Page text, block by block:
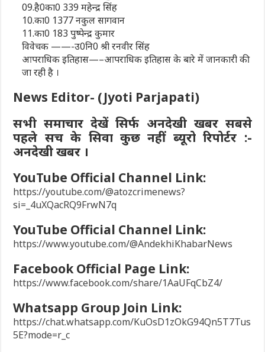
09.है0का0 339 महेन्द्र सिंह
10.का0 1377 नकुल सागवान
11.का0 183 पुष्पेन्द्र कुमार
विवेचक ——-उ0नि0 श्री रनवीर सिंह
आपराधिक इतिहास—–आपराधिक इतिहास के बारे में जानकारी की
जा रही है ।
News Editor- (Jyoti Parjapati)
सभी समाचार देखें सिर्फ अनदेखी खबर सबसे
पहले सच के सिवा कुछ नहीं ब्यूरो रिपोर्टर :-
अनदेखी खबर ।
YouTube Official Channel Link:
https://youtube.com/@atozcrimenews?
si=_4uXQacRQ9FrwN7q
YouTube Official Channel Link:
https://www.youtube.com/@AndekhiKhabarNews
Facebook Official Page Link:
https://www.facebook.com/share/1AaUFqCbZ4/
Whatsapp Group Join Link:
https://chat.whatsapp.com/KuOsD1zOkG94Qn5T7Tus
5E?mode=r_c